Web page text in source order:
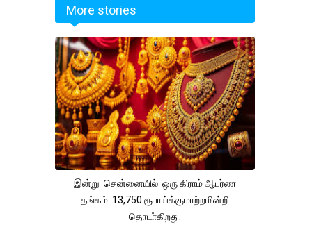
More stories
இன்று சென்னையில் ஒரு கிராம் ஆபர்ண
தங்கம் 13,750 ரூபாய்க்குமாற்றமின்றி
தொடா்கிறது.